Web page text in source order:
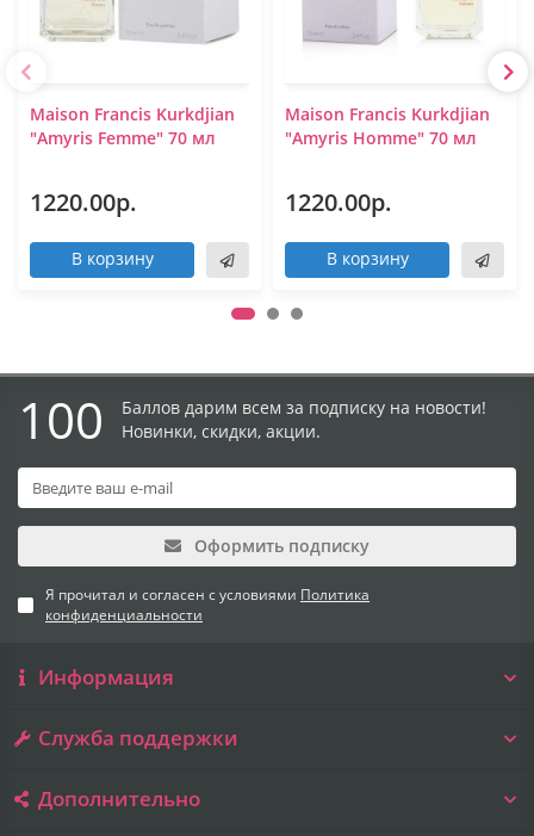
Maison Francis Kurkdjian
"Amyris Femme" 70 мл
1220.00р.
В корзину
Maison Francis Kurkdjian
"Amyris Homme" 70 мл
1220.00р.
В корзину
100
Баллов дарим всем за подписку на новости!
Новинки, скидки, акции.
Оформить подписку
Я прочитал и согласен с условиями Политика
конфиденциальности
Информация
Служба поддержки
Дополнительно